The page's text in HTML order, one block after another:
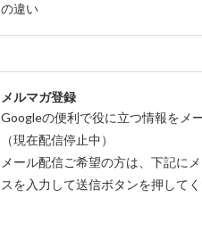
の違い
メルマガ登録
Googleの便利で役に立つ情報をメ
（現在配信停止中）
メール配信ご希望の方は、下記に
スを入力して送信ボタンを押してく